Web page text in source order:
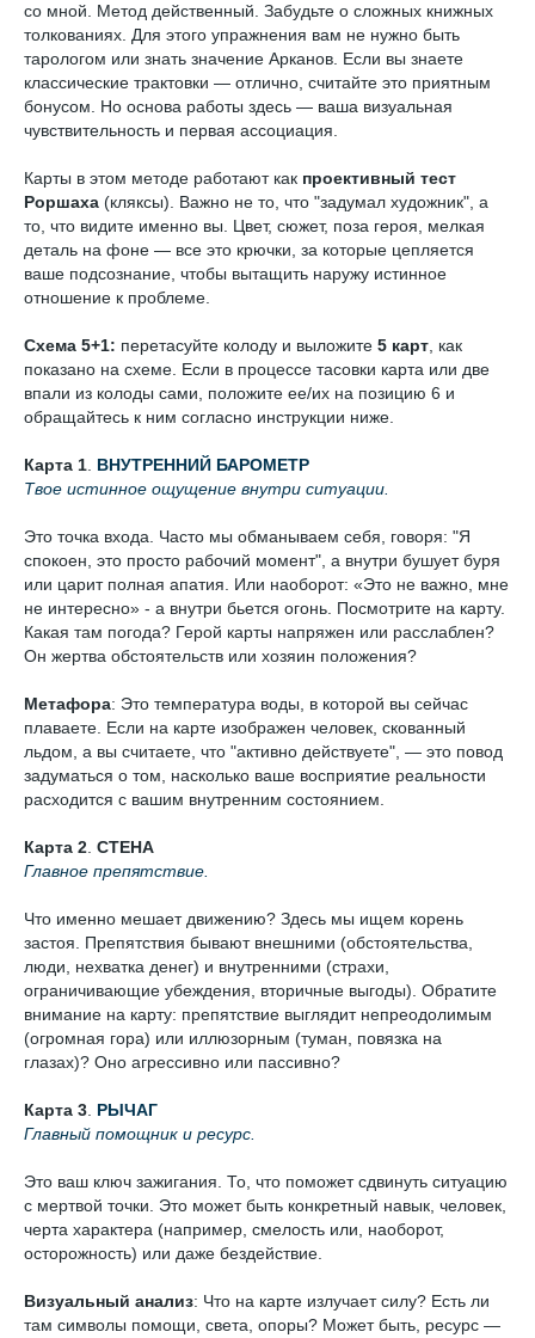
со мной. Метод действенный. Забудьте о сложных книжных
толкованиях. Для этого упражнения вам не нужно быть
тарологом или знать значение Арканов. Если вы знаете
классические трактовки — отлично, считайте это приятным
бонусом. Но основа работы здесь — ваша визуальная
чувствительность и первая ассоциация.
Карты в этом методе работают как проективный тест
Роршаха (кляксы). Важно не то, что "задумал художник", а
то, что видите именно вы. Цвет, сюжет, поза героя, мелкая
деталь на фоне — все это крючки, за которые цепляется
ваше подсознание, чтобы вытащить наружу истинное
отношение к проблеме.
Схема 5+1: перетасуйте колоду и выложите 5 карт , как
показано на схеме. Если в процессе тасовки карта или две
впали из колоды сами, положите ее/их на позицию 6 и
обращайтесь к ним согласно инструкции ниже.
Карта 1 ВНУТРЕННИЙ БАРОМЕТР
Твое истинное ощущение внутри ситуации.
Это точка входа. Часто мы обманываем себя, говоря: "Я
спокоен, это просто рабочий момент", а внутри бушует буря
или царит полная апатия. Или наоборот: «Это не важно, мне
не интересно» - а внутри бьется огонь. Посмотрите на карту.
Какая там погода? Герой карты напряжен или расслаблен?
Он жертва обстоятельств или хозяин положения?
Метафора: Это температура воды, в которой вы сейчас
плаваете. Если на карте изображен человек, скованный
льдом, а вы считаете, что "активно действуете", — это повод
задуматься о том, насколько ваше восприятие реальности
расходится с вашим внутренним состоянием.
Карта 2 СТЕНА
Главное препятствие.
Что именно мешает движению? Здесь мы ищем корень
застоя. Препятствия бывают внешними (обстоятельства,
люди, нехватка денег) и внутренними (страхи,
ограничивающие убеждения, вторичные выгоды). Обратите
внимание на карту: препятствие выглядит непреодолимым
(огромная гора) или иллюзорным (туман, повязка на
глазах)? Оно агрессивно или пассивно?
Карта 3 РЫЧАГ
Главный помощник и ресурс.
Это ваш ключ зажигания. То, что поможет сдвинуть ситуацию
с мертвой точки. Это может быть конкретный навык, человек,
черта характера (например, смелость или, наоборот,
осторожность) или даже бездействие.
Визуальный анализ: Что на карте излучает силу? Есть ли
там символы помощи, света, опоры? Может быть, ресурс —